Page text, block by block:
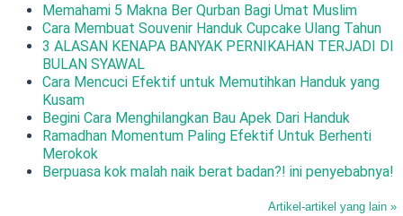
Memahami 5 Makna Ber Qurban Bagi Umat Muslim
Cara Membuat Souvenir Handuk Cupcake Ulang Tahun
3 ALASAN KENAPA BANYAK PERNIKAHAN TERJADI DI
BULAN SYAWAL
Cara Mencuci Efektif untuk Memutihkan Handuk yang
Kusam
Begini Cara Menghilangkan Bau Apek Dari Handuk
Ramadhan Momentum Paling Efektif Untuk Berhenti
Merokok
Berpuasa kok malah naik berat badan?! ini penyebabnya!
Artikel-artikel yang lain »